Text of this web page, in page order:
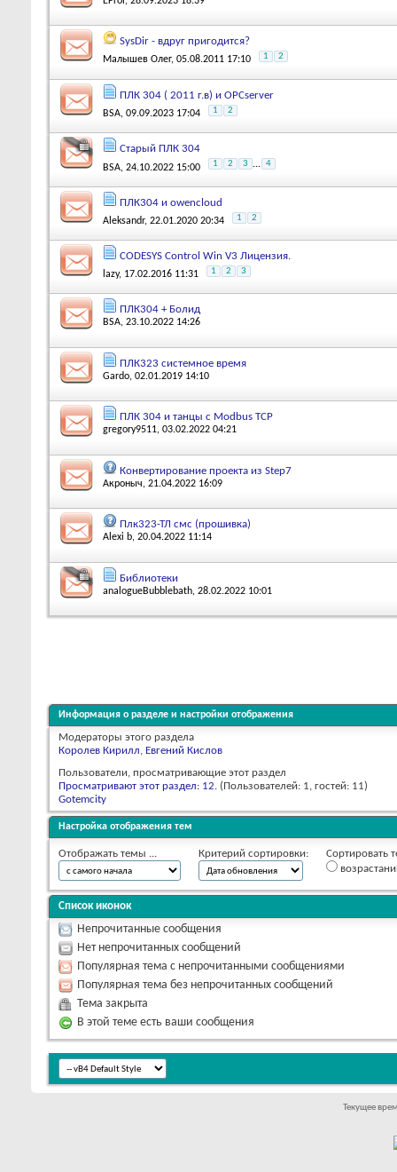
SysDir - вдруг пригодится?
Малышев Олег, 05.08.2011 17:10 1 2
ПЛК 304 ( 2011 г.в) и OPCserver
BSA, 09.09.2023 17:04 1 2
Старый ПЛК 304
BSA, 24.10.2022 15:00 1 2 3 ... 4
ПЛК304 и owencloud
Aleksandr, 22.01.2020 20:34 1 2
CODESYS Control Win V3 Лицензия.
lazy, 17.02.2016 11:31 1 2 3
ПЛК304 + Болид
BSA, 23.10.2022 14:26
ПЛК323 системное время
Gardo, 02.01.2019 14:10
ПЛК 304 и танцы с Modbus TCP
gregory9511, 03.02.2022 04:21
Конвертирование проекта из Step7
Акроныч, 21.04.2022 16:09
Плк323-ТЛ смс (прошивка)
Alexi b, 20.04.2022 11:14
Библиотеки
analogueBubblebath, 28.02.2022 10:01
Информация о разделе и настройки отображения
Модераторы этого раздела
Королев Кирилл, Евгений Кислов
Пользователи, просматривающие этот раздел
Просматривают этот раздел: 12. (Пользователей: 1, гостей: 11)
Gotemcity
Настройка отображения тем
Отображать темы ... Критерий сортировки:
Сортировать
Список иконок
Непрочитанные сообщения
Нет непрочитанных сообщений
Популярная тема с непрочитанными сообщениями
Популярная тема без непрочитанных сообщений
Тема закрыта
В этой теме есть ваши сообщения
Текущее